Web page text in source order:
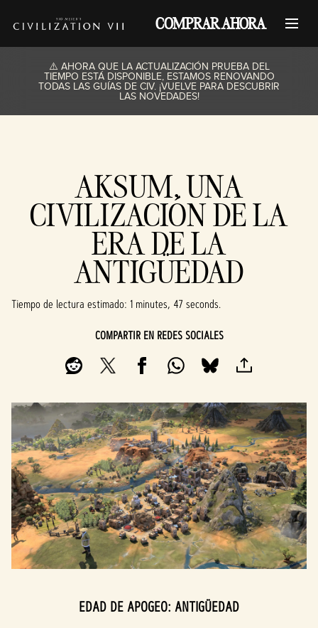
COMPRAR AHORA
⚠️ AHORA QUE LA ACTUALIZACIÓN PRUEBA DEL
TIEMPO ESTÁ DISPONIBLE, ESTAMOS RENOVANDO
TODAS LAS GUÍAS DE CIV. ¡VUELVE PARA DESCUBRIR
LAS NOVEDADES!
AKSUM, UNA
CIVILIZACIÓN DE LA
ERA DE LA
ANTIGÜEDAD
Tiempo de lectura estimado 1 minutes, 47 seconds
COMPARTIR EN REDES SOCIALES
EDAD DE APOGEO: ANTIGÜEDAD